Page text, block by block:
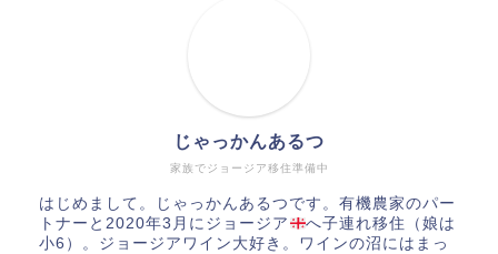
家族でジョージア移住準備中
じゃっかんあるつ
はじめまして。じゃっかんあるつです。有機農家のパー
トナーと2020年3月にジョージア
へ子連れ移住（娘は
小6）。ジョージアワイン大好き。ワインの沼にはまっ